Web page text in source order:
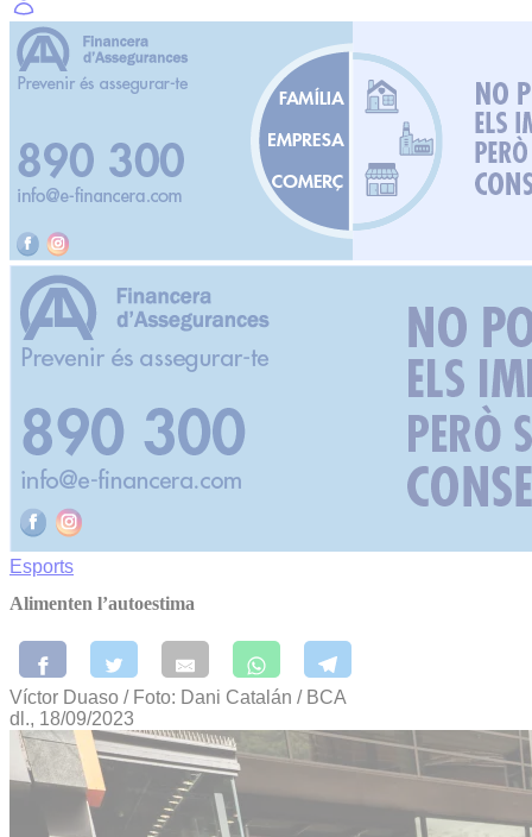
Esports
Alimenten l’autoestima
Víctor Duaso / Foto: Dani Catalán / BCA
dl., 18/09/2023